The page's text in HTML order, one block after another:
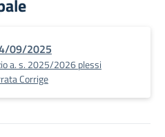
09/2025
a. s. 2025/2026 plessi
Corrige